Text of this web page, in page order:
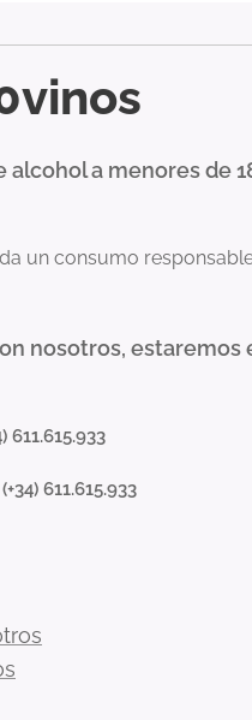
alcohol a menores de
un consumo
nosotros, estaremos
611.615.933
(+34) 611.615.933